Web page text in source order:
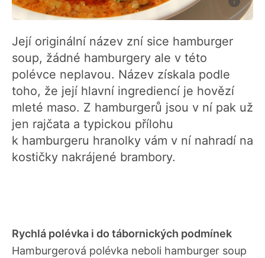
Její originální název zní sice hamburger
soup, žádné hamburgery ale v této
polévce neplavou. Název získala podle
toho, že její hlavní ingrediencí je hovězí
mleté maso. Z hamburgerů jsou v ní pak už
jen rajčata a typickou přílohu
k hamburgeru hranolky vám v ní nahradí na
kostičky nakrájené brambory.
Rychlá polévka i do tábornických podmínek
Hamburgerová polévka neboli hamburger soup